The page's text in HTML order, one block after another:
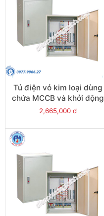
Tủ điện vỏ kim loại dùng
chứa MCCB và khởi động
từ - Model CKE9+6
2,665,000 đ